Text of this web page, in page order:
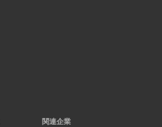
関連企業